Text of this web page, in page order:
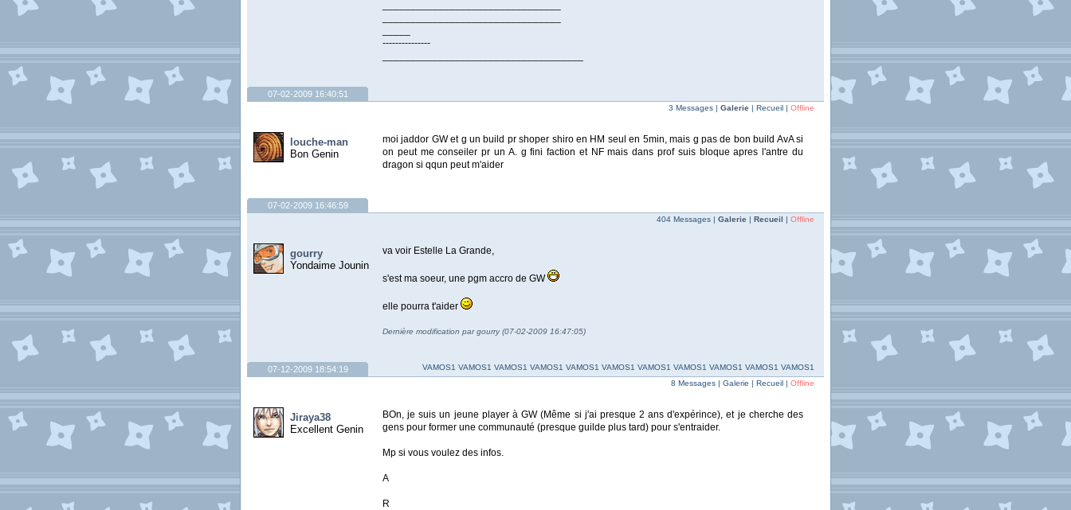
---------------
07-02-2009 16:40:51
louche-man
Bon Genin
3 Messages | Galerie | Recueil | Offline
moi jaddor GW et g un build pr shoper shiro en HM seul en 5min, mais g pas de bon build AvA si
on peut me conseiler pr un A. g fini faction et NF mais dans prof suis bloque apres l'antre du
dragon si qqun peut m'aider
07-02-2009 16:46:59
gourry
Yondaime Jounin
404 Messages | Galerie | Recueil | Offline
va voir Estelle La Grande,
s'est ma soeur, une pgm accro de GW
elle pourra t'aider
Dernière modification par gourry (07-02-2009 16:47:05)
VAMOS1 VAMOS1 VAMOS1 VAMOS1 VAMOS1 VAMOS1 VAMOS1 VAMOS1 VAMOS1 VAMOS1 VAMOS1
07-12-2009 18:54:19
Jiraya38
Excellent Genin
8 Messages | Galerie | Recueil | Offline
BOn, je suis un jeune player à GW (Même si j'ai presque 2 ans d'expérince), et je cherche des
gens pour former une communauté (presque guilde plus tard) pour s'entraider.
Mp si vous voulez des infos.
A
R